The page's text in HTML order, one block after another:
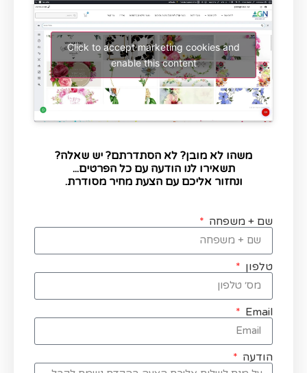
Click to accept marketing cookies and
enable this content
משהו לא מובן? לא הסתדרתם? יש שאלה?
תשאירו לנו הודעה עם כל הפרטים...
ונחזור אליכם עם הצעת מחיר מסודרת.
שם + משפחה
טלפון
Email
הודעה